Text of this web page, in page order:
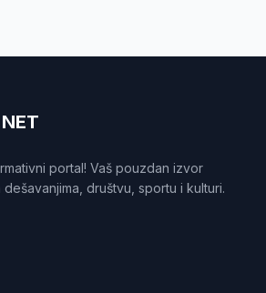
portal! Vaš pouzdan izvor
društvu, sportu i kulturi.